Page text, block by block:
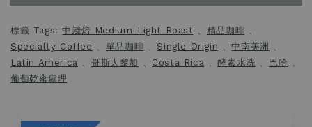
標籤 Tags:中淺焙 Medium-Light Roast 、 精品咖啡 、
Specialty Coffee 、 單品咖啡 、 Single Origin 、中南美洲
、
Latin America 、哥斯大黎加 、 Costa Rica 、酵素水洗 、 巴哈 、
葡萄乾蜜處理